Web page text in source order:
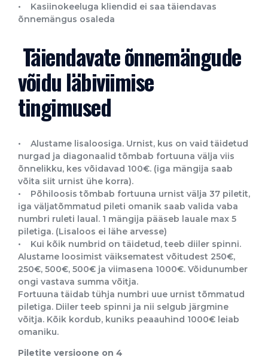
• Kasiinokeeluga kliendid ei saa täiendavas
õnnemängus osaleda
Täiendavate õnnemängude
võidu läbiviimise
tingimused
• Alustame lisaloosiga. Urnist, kus on vaid täidetud
nurgad ja diagonaalid tõmbab fortuuna välja viis
õnnelikku, kes võidavad 100€. (iga mängija saab
võita siit urnist ühe korra).
• Põhiloosis tõmbab fortuuna urnist välja 37 piletit,
iga väljatõmmatud pileti omanik saab valida vaba
numbri ruleti laual. 1 mängija pääseb lauale max 5
piletiga. (Lisaloos ei lähe arvesse)
• Kui kõik numbrid on täidetud, teeb diiler spinni.
Alustame loosimist väiksematest võitudest 250€,
250€, 500€, 500€ ja viimasena 1000€. Võidunumber
ongi vastava summa võitja.
Fortuuna täidab tühja numbri uue urnist tõmmatud
piletiga. Diiler teeb spinni ja nii selgub järgmine
võitja. Kõik kordub, kuniks peaauhind 1000€ leiab
omaniku.
Piletite versioone on 4